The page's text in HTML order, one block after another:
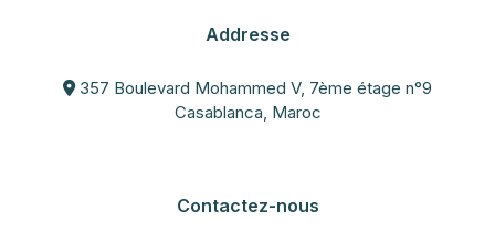
Addresse
357 Boulevard Mohammed V, 7ème étage n°9
Casablanca, Maroc
Contactez-nous